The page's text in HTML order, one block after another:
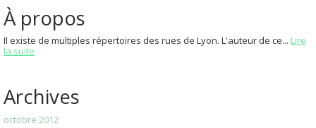
À propos
Il existe de multiples répertoires des rues de Lyon. L'auteur de ce... Lire
la suite
Archives
octobre 2012